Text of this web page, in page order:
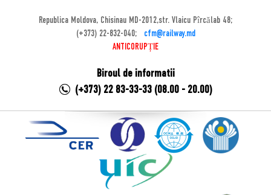
Republica Moldova, Chisinau MD-2012,str. Vlaicu Pîrcălab 48;
(+373) 22-832-040;
cfm@railway.md
ANTICORUPȚIE
Biroul de informatii
(+373) 22 83-33-33 (08.00 - 20.00)